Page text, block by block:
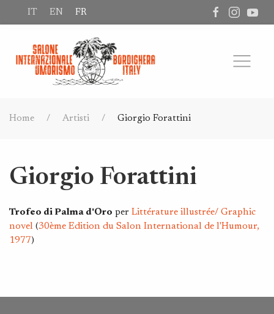
IT EN FR
Home Artisti Giorgio Forattini
Giorgio Forattini
Trofeo di Palma d'Oro per Littérature illustrée/ Graphic
novel (30ème Edition du Salon International de l'Humour,
1977)